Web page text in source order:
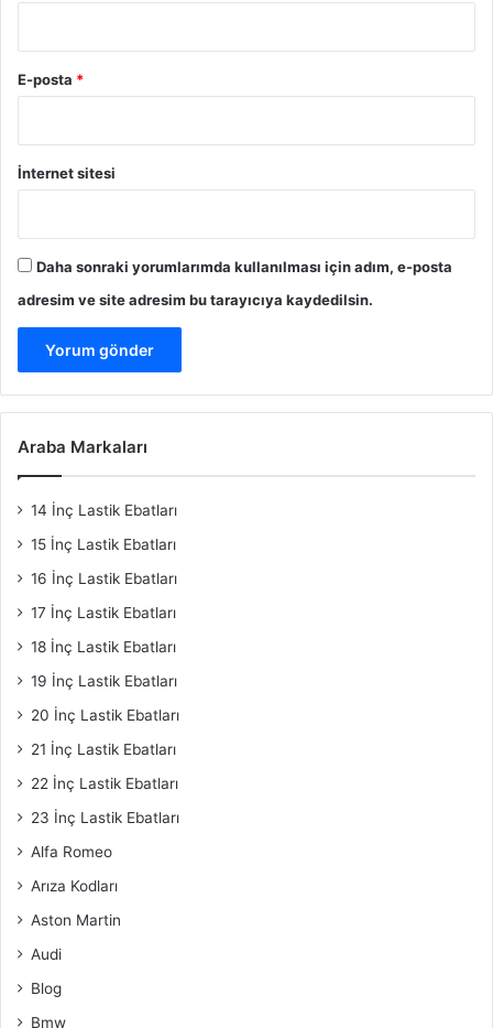
E-posta *
İnternet sitesi
Daha sonraki yorumlarımda kullanılması için adım, e-posta
adresim ve site adresim bu tarayıcıya kaydedilsin.
Araba Markaları
14 İnç Lastik Ebatları
15 İnç Lastik Ebatları
16 İnç Lastik Ebatları
17 İnç Lastik Ebatları
18 İnç Lastik Ebatları
19 İnç Lastik Ebatları
20 İnç Lastik Ebatları
21 İnç Lastik Ebatları
22 İnç Lastik Ebatları
23 İnç Lastik Ebatları
Alfa Romeo
Arıza Kodları
Aston Martin
Audi
Blog
Bmw